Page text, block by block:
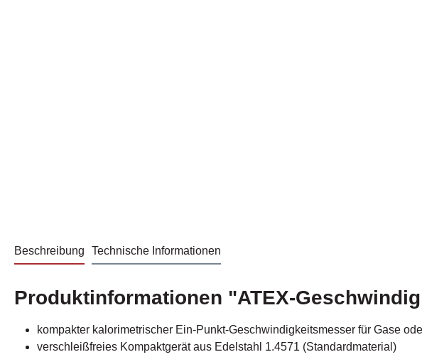
Beschreibung Technische Informationen
Produktinformationen "ATEX-
kompakter kalorimetrischer Ein-Punkt-Geschwindigkeitsmesser für Gase
verschleißfreies Kompaktgerät aus Edelstahl 1.4571 (Standardmaterial)